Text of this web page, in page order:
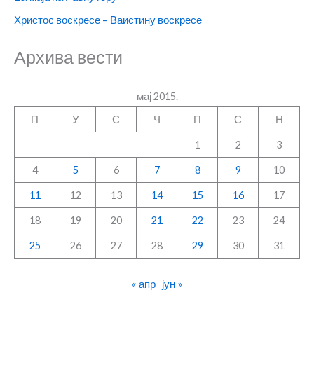
Христос воскресе – Ваистину воскресе
Архива вести
мај 2015.
П
У С Ч П С Н
1 2 3
4 5 6 7 8 9 10
11 12 13 14 15 16 17
18 19 20 21 22 23 24
25 26 27 28 29 30 31
« апр јун »